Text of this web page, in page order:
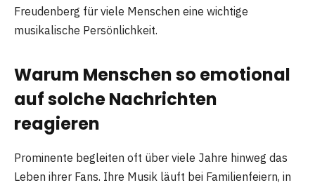
Freudenberg für viele Menschen eine wichtige
musikalische Persönlichkeit.
Warum Menschen so emotional
auf solche Nachrichten
reagieren
Prominente begleiten oft über viele Jahre hinweg das
Leben ihrer Fans. Ihre Musik läuft bei Familienfeiern, in